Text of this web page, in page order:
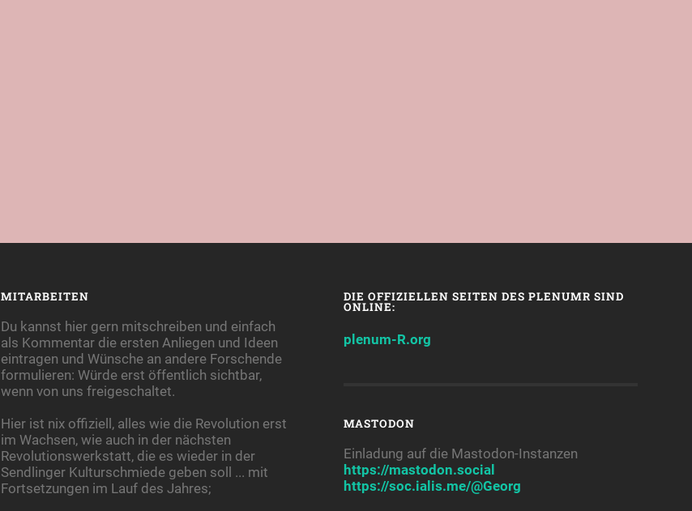
MITARBEITEN
Du kannst hier gern mitschreiben und einfach
als Kommentar die ersten Anliegen und Ideen
eintragen und Wünsche an andere Forschende
formulieren: Würde erst öffentlich sichtbar,
wenn von uns freigeschaltet.
Hier ist nix offiziell, alles wie die Revolution erst
im Wachsen, wie auch in der nächsten
Revolutionswerkstatt, die es wieder in der
Sendlinger Kulturschmiede geben soll ... mit
Fortsetzungen im Lauf des Jahres;
DIE OFFIZIELLEN SEITEN DES PLENUMR SIND
ONLINE:
plenum-R.org
MASTODON
Einladung auf die Mastodon-Instanzen
https://mastodon.social
https://soc.ialis.me/@Georg